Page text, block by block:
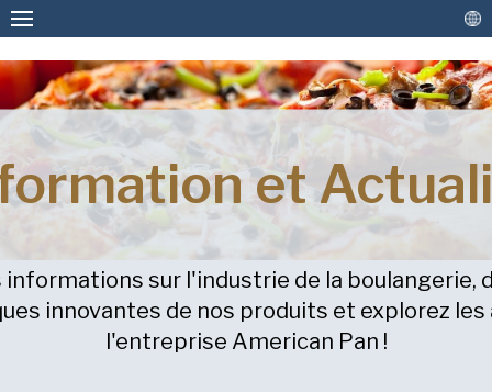
Plaques et moules sur mesure
Moules et plaques de cuisson en stock
Revêtements et Reconditionnement
Plus de solutions
Contactez-nous
et
sur l'industrie de la boulangerie,
innovantes de nos produits et explorez
l'entreprise American Pan !
VEUILLEZ REMPLIR LE
FORMULAIRE CI-DESSOUS POUR
RECEVOIR UNE COPIE GRATUITE DU
DOCUMENT DEMANDÉ.